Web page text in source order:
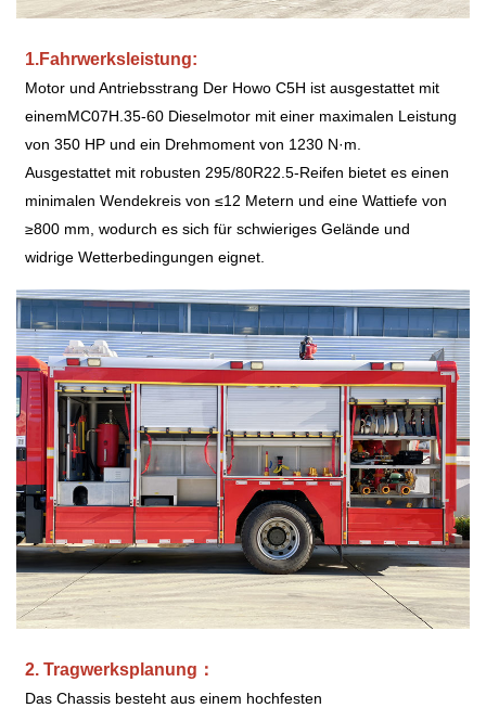
1.Fahrwerksleistung:
Motor und Antriebsstrang Der Howo C5H ist ausgestattet mit
einemMC07H.35-60 Dieselmotor mit einer maximalen Leistung
von 350 HPund ein Drehmoment von 1230 N·m.
Ausgestattet mit robusten 295/80R22.5-Reifen bietet es einen
minimalen Wendekreis von ≤12 Metern und eine Wattiefe von
≥800 mm, wodurch es sich für schwieriges Gelände und
widrige Wetterbedingungen eignet.
2. Tragwerksplanung ：
Das Chassis besteht aus einem hochfesten